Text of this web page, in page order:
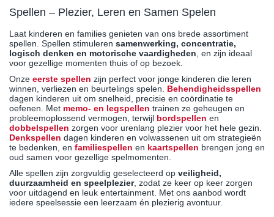
Spellen – Plezier, Leren en Samen Spelen
Laat kinderen en families genieten van ons brede assortiment
spellen. Spellen stimuleren samenwerking, concentratie,
logisch denken en motorische vaardigheden, en zijn ideaal
voor gezellige momenten thuis of op bezoek.
Onze eerste spellen zijn perfect voor jonge kinderen die leren
winnen, verliezen en beurtelings spelen. Behendigheidsspellen
dagen kinderen uit om snelheid, precisie en coördinatie te
oefenen. Met memo- en legspellen trainen ze geheugen en
probleemoplossend vermogen, terwijl bordspellen en
dobbelspellen zorgen voor urenlang plezier voor het hele gezin.
Denkspellen dagen kinderen en volwassenen uit om strategieën
te bedenken, en familiespellen en kaartspellen brengen jong en
oud samen voor gezellige spelmomenten.
Alle spellen zijn zorgvuldig geselecteerd op veiligheid,
duurzaamheid en speelplezier, zodat ze keer op keer zorgen
voor uitdagend en leuk entertainment. Met ons aanbod wordt
iedere speelsessie een leerzaam én plezierig avontuur.